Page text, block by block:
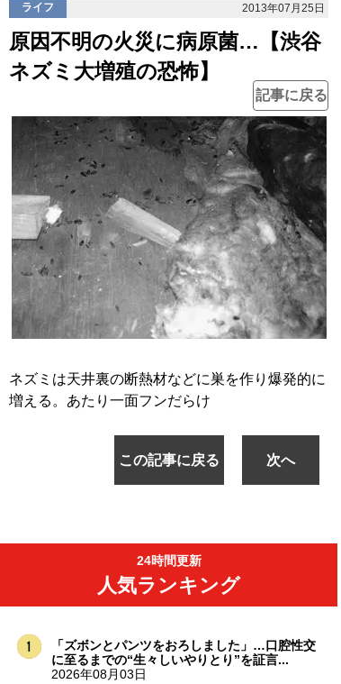
ライフ 2013年07月25日
原因不明の火災に病原菌…【渋谷
ネズミ大増殖の恐怖】
記事に戻る
ネズミは天井裏の断熱材などに巣を作り爆発的に
増える。あたり一面フンだらけ
この記事に戻る 次へ
24時間更新
人気ランキング
「ズボンとパンツをおろしました」…口腔性交
に至るまでの“生々しいやりとり”を証言...
2026年08月03日